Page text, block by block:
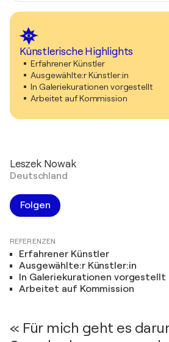
Künstlerische Highlights
Erfahrener Künstler
Ausgewählte:r Künstler:in
In Galeriekurationen vorgestellt
Arbeitet auf Kommission
Leszek Nowak
Deutschland
Folgen
REFERENZEN
Erfahrener Künstler
Ausgewählte:r Künstler:in
In Galeriekurationen vorgestellt
Arbeitet auf Kommission
« Für mich geht es